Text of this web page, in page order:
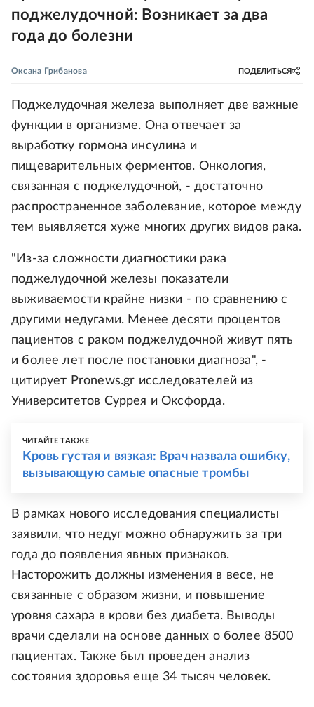
поджелудочной: Возникает за два
года до болезни
Оксана Грибанова ПОДЕЛИТЬСЯ
Поджелудочная железа выполняет две важные
функции в организме. Она отвечает за
выработку гормона инсулина и
пищеварительных ферментов. Онкология,
связанная с поджелудочной, - достаточно
распространенное заболевание, которое между
тем выявляется хуже многих других видов рака.
"Из-за сложности диагностики рака
поджелудочной железы показатели
выживаемости крайне низки - по сравнению с
другими недугами. Менее десяти процентов
пациентов с раком поджелудочной живут пять
и более лет после постановки диагноза", -
цитирует Pronews.gr исследователей из
Университетов Суррея и Оксфорда.
ЧИТАЙТЕ ТАКЖЕ
Кровь густая и вязкая: Врач назвала ошибку,
вызывающую самые опасные тромбы
В рамках нового исследования специалисты
заявили, что недуг можно обнаружить за три
года до появления явных признаков.
Насторожить должны изменения в весе, не
связанные с образом жизни, и повышение
уровня сахара в крови без диабета. Выводы
врачи сделали на основе данных о более 8500
пациентах. Также был проведен анализ
состояния здоровья еще 34 тысяч человек.